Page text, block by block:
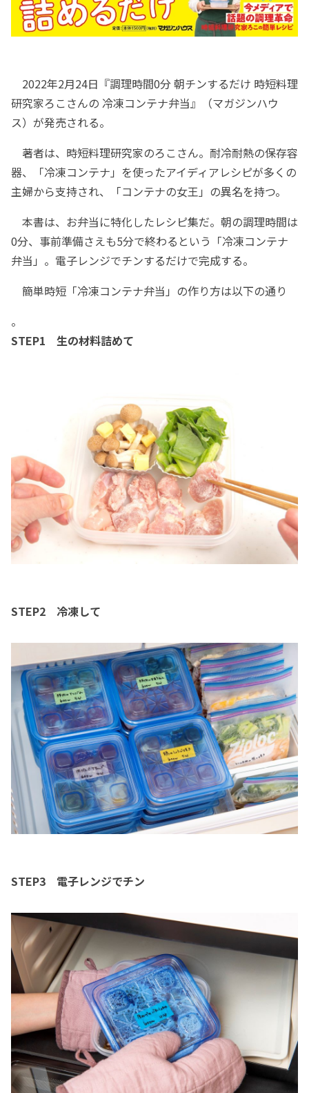
2022年2月24日『調理時間0分 朝チンするだけ 時短料理
研究家ろこさんの 冷凍コンテナ弁当』（マガジンハウ
ス）が発売される。
著者は、時短料理研究家のろこさん。耐冷耐熱の保存容
器、「冷凍コンテナ」を使ったアイディアレシピが多くの
主婦から支持され、「コンテナの女王」の異名を持つ。
本書は、お弁当に特化したレシピ集だ。朝の調理時間は
0分、事前準備さえも5分で終わるという「冷凍コンテナ
弁当」。電子レンジでチンするだけで完成する。
簡単時短「冷凍コンテナ弁当」の作り方は以下の通り
。
STEP1 生の材料詰めて
STEP2 冷凍して
STEP3 電子レンジでチン